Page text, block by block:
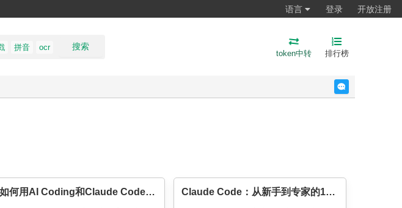
语言 登录 开放注册
搜索
拼音 ocr
token中转 排行榜
如何用AI Coding和Claude Code提升开发效率？看我的全流程复盘 Claude Code：从新手到专家的15个关键技巧